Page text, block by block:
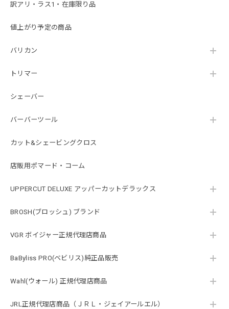
訳アリ・ラス1・在庫限り品
値上がり予定の商品
バリカン
トリマー
シェーバー
バーバーツール
カット&シェービングクロス
店販用ポマード・コーム
UPPERCUT DELUXE アッパーカットデラックス
BROSH(ブロッシュ) ブランド
VGR ボイジャー正規代理店商品
BaByliss PRO(ベビリス)純正品販売
Wahl(ウォール) 正規代理店商品
JRL正規代理店商品（ＪＲＬ・ジェイアールエル）